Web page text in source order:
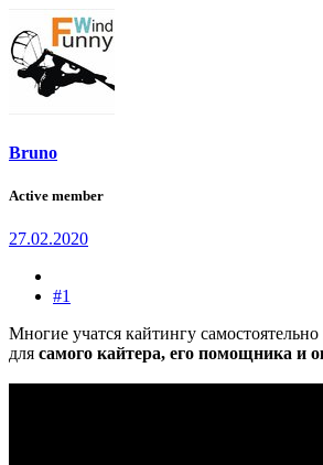
Bruno
Active member
27.02.2020
#1
Многие учатся кайтингу
для самого кайтера, его помощника и